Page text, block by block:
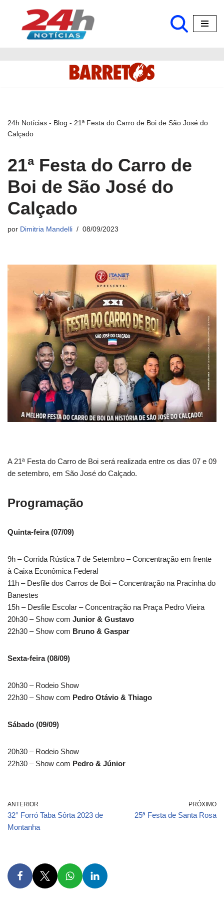
Pular
24h Notícias - Blog - 21ª Festa do Carro de Boi de São José do
Calçado
21ª Festa do Carro de
Boi de São José do
Calçado
por Dimitria Mandelli 08/09/2023
A 21ª Festa do Carro de Boi será realizada entre os dias 07 e 09
de setembro, em São José do Calçado.
Programação
Quinta-feira (07/09)
9h – Corrida Rústica 7 de Setembro – Concentração em frente
à Caixa Econômica Federal
11h – Desfile dos Carros de Boi – Concentração na Pracinha do
Banestes
15h – Desfile Escolar – Concentração na Praça Pedro Vieira
20h30 – Show com Junior & Gustavo
22h30 – Show com Bruno & Gaspar
Sexta-feira (08/09)
20h30 – Rodeio Show
22h30 – Show com Pedro Otávio & Thiago
Sábado (09/09)
20h30 – Rodeio Show
22h30 – Show com Pedro & Júnior
ANTERIOR
32° Forró Taba Sôrta 2023 de
Montanha
PRÓXIMO
25ª Festa de Santa Rosa